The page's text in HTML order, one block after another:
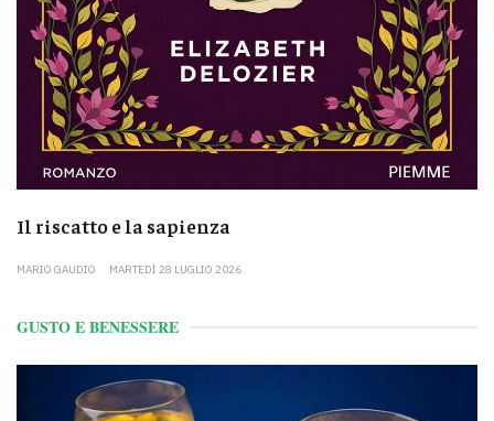
Il riscatto e la sapienza
MARIO GAUDIO MARTEDÌ 28 LUGLIO 2026
GUSTO E BENESSERE